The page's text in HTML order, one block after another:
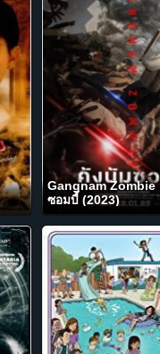
Gangnam Zombie
ซอมบี้ (2023)